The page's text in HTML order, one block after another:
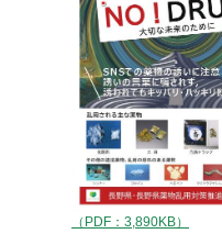
（PDF：3,890KB）